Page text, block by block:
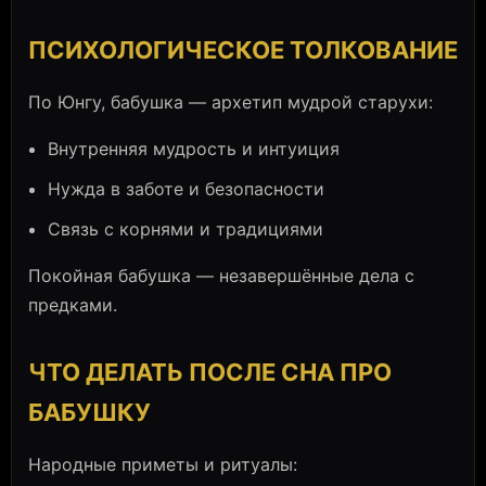
ПСИХОЛОГИЧЕСКОЕ ТОЛКОВАНИЕ
По Юнгу, бабушка — архетип мудрой старухи:
Внутренняя мудрость и интуиция
Нужда в заботе и безопасности
Связь с корнями и традициями
Покойная бабушка — незавершённые дела с
предками.
ЧТО ДЕЛАТЬ ПОСЛЕ СНА ПРО
БАБУШКУ
Народные приметы и ритуалы: